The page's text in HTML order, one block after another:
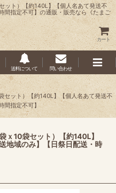
ット）【約140L】【個人名あて発送不
間指定不可】の通販・販売なら《たまご
カート
送料について 問い合わせ
セット）【約140L】【個人名あて発送不
間指定不可】
ｘ10袋セット）【約140L】
地域のみ】【日祭日配送・時